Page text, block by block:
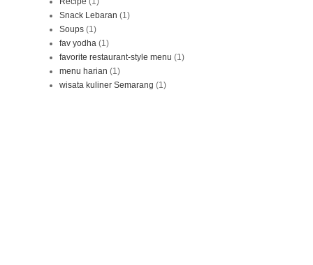
Snack Lebaran (1)
Soups (1)
fav yodha (1)
favorite restaurant-style menu (1)
menu harian (1)
wisata kuliner Semarang (1)